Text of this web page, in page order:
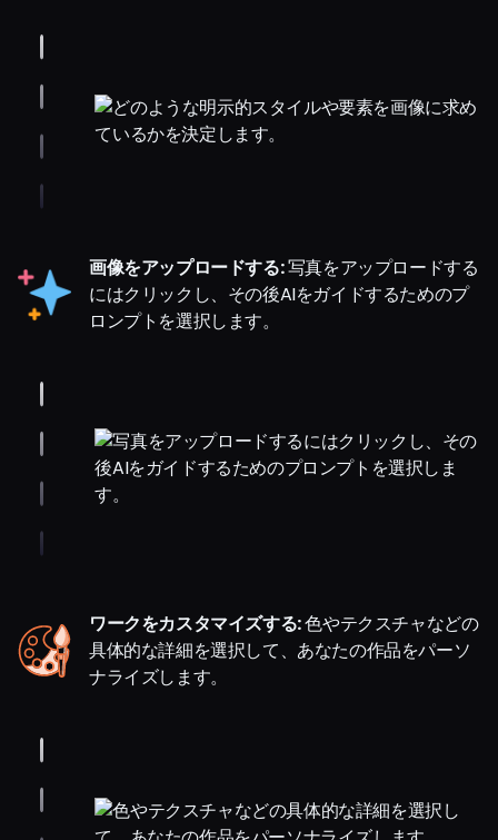
画像をアップロードする:写真をアップロードする
にはクリックし、その後AIをガイドするためのプ
ロンプトを選択します。
ワークをカスタマイズする:色やテクスチャなどの
具体的な詳細を選択して、あなたの作品をパーソ
ナライズします。